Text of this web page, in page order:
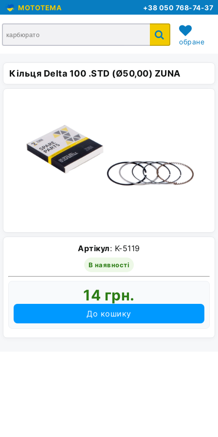
MOTOTEMA +38 050 768-74-37
обране
Кільця Delta 100 .STD (Ø50,00) ZUNA
Артікул: K-5119
В наявності
14 грн.
До кошику